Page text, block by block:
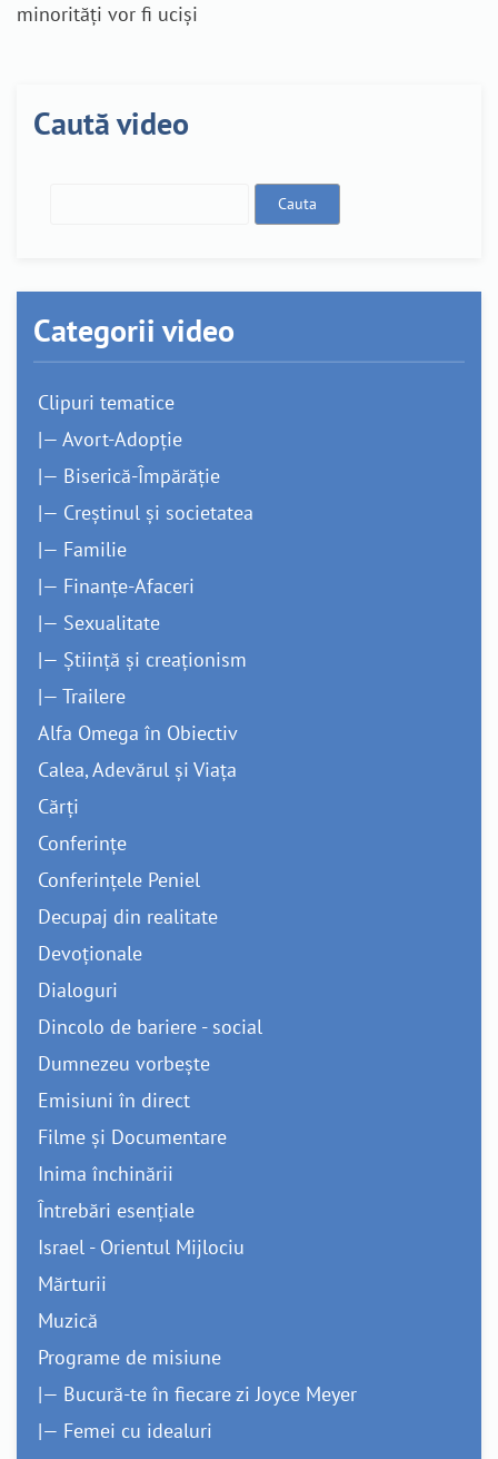
minorități vor fi uciși
Caută video
Categorii video
Clipuri tematice
|— Avort-Adopție
|— Biserică-Împărăție
|— Creștinul și societatea
|— Familie
|— Finanțe-Afaceri
|— Sexualitate
|— Știință și creaționism
|— Trailere
Alfa Omega în Obiectiv
Calea, Adevărul și Viața
Cărți
Conferințe
Conferințele Peniel
Decupaj din realitate
Devoționale
Dialoguri
Dincolo de bariere - social
Dumnezeu vorbește
Emisiuni în direct
Filme și Documentare
Inima închinării
Întrebări esențiale
Israel - Orientul Mijlociu
Mărturii
Muzică
Programe de misiune
|— Bucură-te în fiecare zi Joyce Meyer
|— Femei cu idealuri